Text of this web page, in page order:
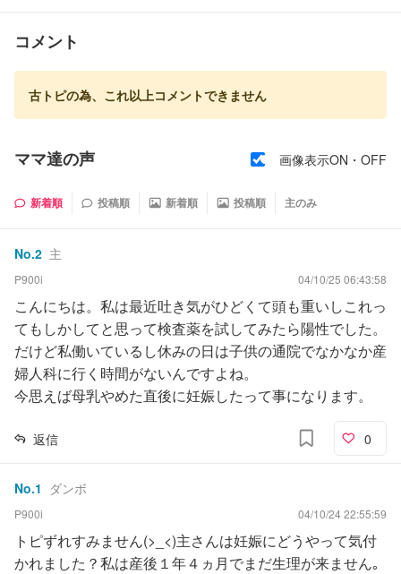
コメント
古トピの為、これ以上コメントできません
ママ達の声 画像表示ON・OFF
新着順 投稿順 新着順 投稿順 主のみ
No.2 主
P900i 04/10/25 06:43:58
こんにちは。私は最近吐き気がひどくて頭も重いしこれっ
てもしかしてと思って検査薬を試してみたら陽性でした。
だけど私働いているし休みの日は子供の通院でなかなか産
婦人科に行く時間がないんですよね。
今思えば母乳やめた直後に妊娠したって事になります。
返信 0
No.1 ダンボ
P900i 04/10/24 22:55:59
トピずれすみません(>_<)主さんは妊娠にどうやって気付
かれました？私は産後１年４ヵ月でまだ生理が来ません｡